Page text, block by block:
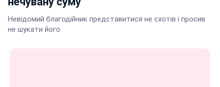
Невідомий благодійник представитися не схотів і просив
не шукати його